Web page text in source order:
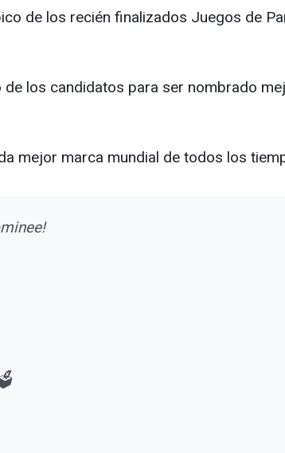
de los recién finalizados Juegos de
los candidatos para ser nombrado
mejor marca mundial de todos los